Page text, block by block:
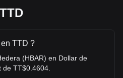
TTD ?
(HBAR) en Dollar de
TT$0.4604.